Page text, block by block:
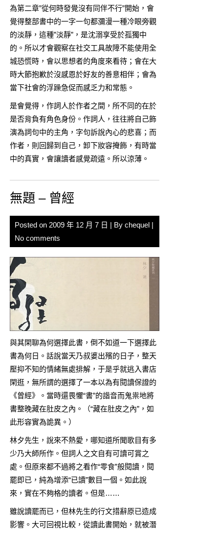
為第二章”從何時發覺沒有同伴不行”開始，會
覺得整部書中的一字一句都瀰漫一種冷眼旁觀
的淡靜，這種”淡靜”，是沈溺享受於孤獨中
的。所以才會觀察在社交工具故障不能使用全
城恐慌時，會以思想者的角度來看待；會在大
時大節抱歉於沒感恩於好友的善意相伴；會為
當下社會的浮躁急促而感乏力和常態。
是會覺得，作詞人於作者之間，所不同的在於
是否背負有角色身份。作詞人，往往將自己飾
演為詞句中的主角，字句訴說內心的悲喜；而
作者，則回歸到自己，卸下妝容掩飾，有時當
中的真實，會讓讀者感覺疏遠。所以涼薄。
無題 – 曾經
Posted on 2009 年 12 月 7 日 | By chequel
No comments
與其閑聊為何選擇此書，倒不如道一下選擇此
書為何日。話說當天乃叔婆出殯的日子，整天
壓抑不知的情緒無處排解，于是乎就逃入書店
閑逛，無所謂的選擇了一本以為有閱讀保證的
《曾經》。當時還畏懼“書”的諧音而鬼祟地將
書整晚藏在肚皮之內。（“藏在肚皮之內”，如
此形容實為詭異。）
林夕先生，說來不熱愛，哪知道所聞歌目有多
少乃大師所作。但詞人之文自有可讀可賞之
處。但原來都不過將之看作“零食”般閱讀，閱
罷即已，純為增添“已讀”數目一個。如此說
來，實在不夠格的讀者。但是……
雖說讀罷而已，但林先生的行文措辭原已造成
影響。大可回視比較，從讀此書開始，就被潛